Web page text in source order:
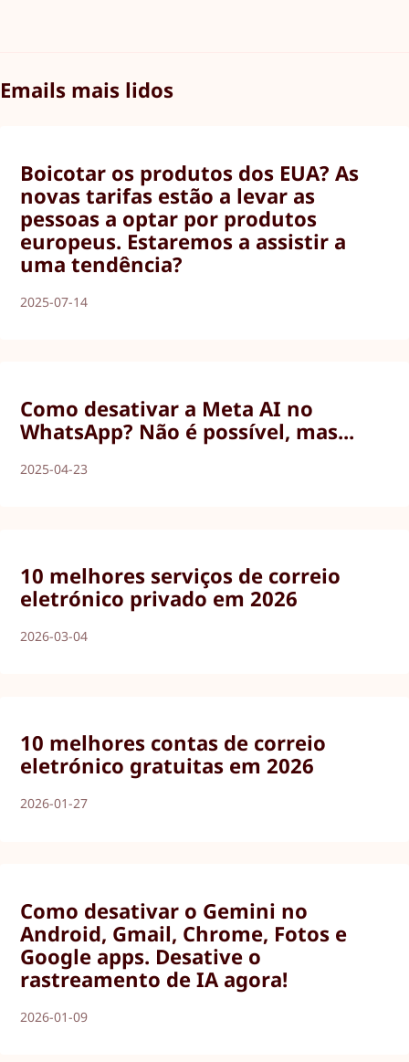
Emails mais lidos
Boicotar os produtos dos EUA? As
novas tarifas estão a levar as
pessoas a optar por produtos
europeus. Estaremos a assistir a
uma tendência?
2025-07-14
Como desativar a Meta AI no
WhatsApp? Não é possível, mas...
2025-04-23
10 melhores serviços de correio
eletrónico privado em 2026
2026-03-04
10 melhores contas de correio
eletrónico gratuitas em 2026
2026-01-27
Como desativar o Gemini no
Android, Gmail, Chrome, Fotos e
Google apps. Desative o
rastreamento de IA agora!
2026-01-09